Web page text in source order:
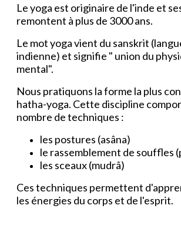
Le yoga est originaire de l'inde et
remontent à plus de 3000 ans.
Le mot yoga vient du sanskrit
indienne) et signifie " union du
mental".
Nous pratiquons la forme la plus
hatha-yoga. Cette discipline
nombre de techniques :
les postures (asâna)
le rassemblement de souffles
les sceaux (mudrâ)
Ces techniques permettent
les énergies du corps et de l'esprit.